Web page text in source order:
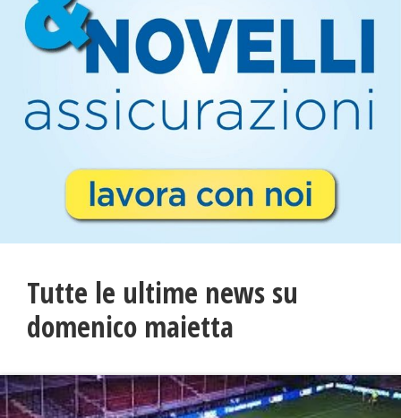
Tutte le ultime news su
domenico maietta